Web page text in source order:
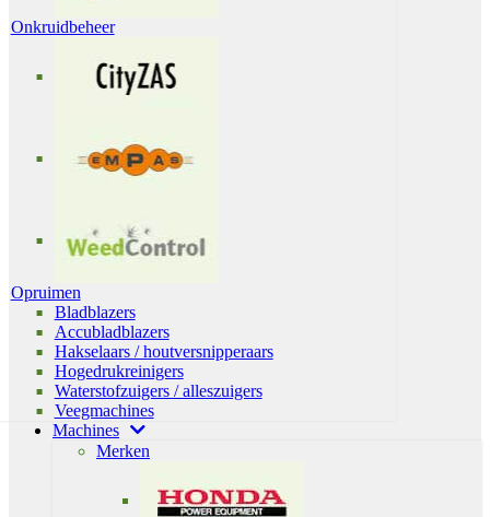
Onkruidbeheer
Opruimen
Bladblazers
Accubladblazers
Hakselaars / houtversnipperaars
Hogedrukreinigers
Waterstofzuigers / alleszuigers
Veegmachines
Machines
Merken